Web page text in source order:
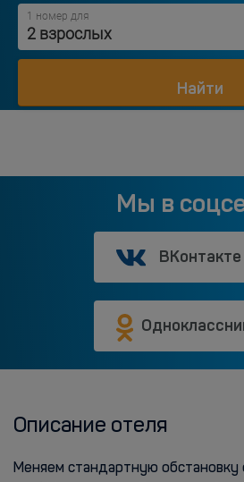
1 номер для
2 взрослых
Найти
Мы в
ВКонтакте
Описание отеля
Меняем стандартную обстановку